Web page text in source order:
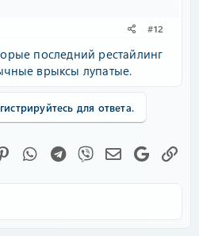
#12
последний рестайлинг
врыксы лупатые.
для ответа.
PinterestWhatsAppTelegram
Viber Google